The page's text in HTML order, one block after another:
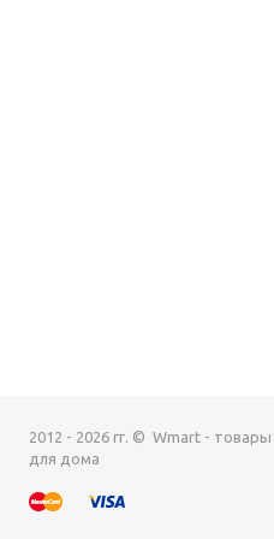
2012 - 2026 гг. © Wmart - товары
для дома